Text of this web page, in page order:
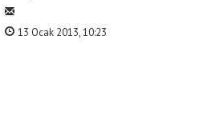
13 Ocak 2013, 10:23